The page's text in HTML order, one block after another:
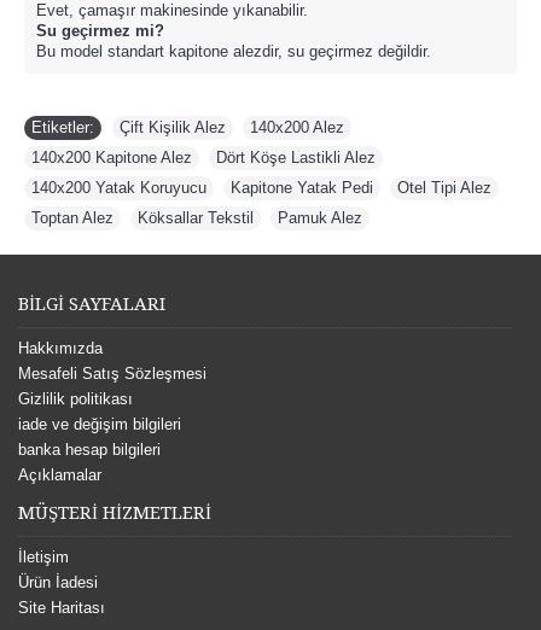
Evet, çamaşır makinesinde yıkanabilir.
Su geçirmez mi?
Bu model standart kapitone alezdir, su geçirmez değildir.
Etiketler: Çift Kişilik Alez 140x200 Alez
140x200 Kapitone Alez
Dört Köşe Lastikli Alez
140x200 Yatak Koruyucu
Kapitone Yatak Pedi Otel Tipi Alez
Toptan Alez
Köksallar Tekstil Pamuk Alez
BİLGİ SAYFALARI
Hakkımızda
Mesafeli Satış Sözleşmesi
Gizlilik politikası
iade ve değişim bilgileri
banka hesap bilgileri
Açıklamalar
MÜŞTERİ HİZMETLERİ
İletişim
Ürün İadesi
Site Haritası